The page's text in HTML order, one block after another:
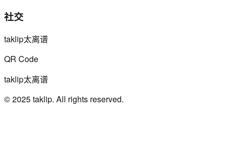
社交
taklip太离谱
QR Code
taklip太离谱
© 2025 taklip. All rights reserved.